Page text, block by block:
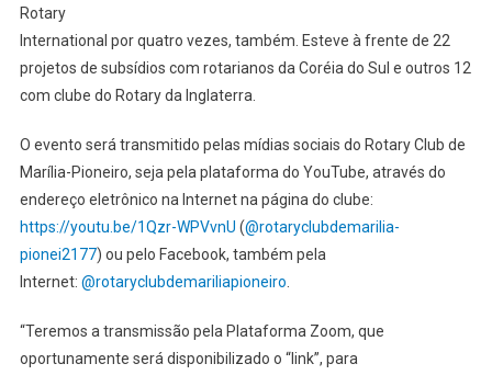
Rotary
International por quatro vezes, também. Esteve à frente de 22
projetos de subsídios com rotarianos da Coréia do Sul e outros 12
com clube do Rotary da Inglaterra.
O evento será transmitido pelas mídias sociais do Rotary Club de
Marília-Pioneiro, seja pela plataforma do YouTube, através do
endereço eletrônico na Internet na página do clube:
https://youtu.be/1Qzr-WPVvnU (@rotaryclubdemarilia-
pionei2177) ou pelo Facebook, também pela
Internet: @rotaryclubdemariliapioneiro
“Teremos a transmissão pela Plataforma Zoom, que
oportunamente será disponibilizado o “link”, para